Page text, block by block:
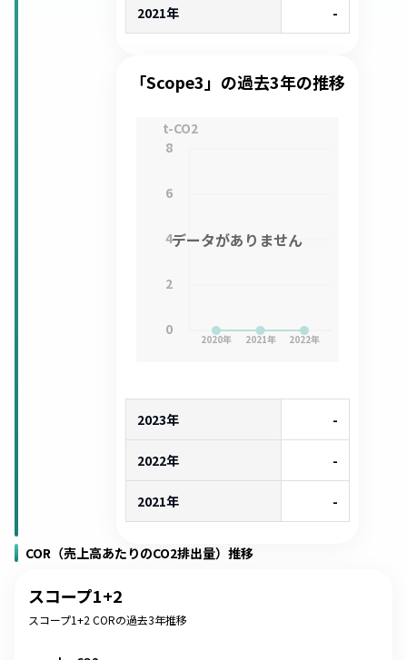
2021年 -
「Scope3」の過去3年の推移
2020年 2021年 2022年
0
2
4
6
8
t-CO2
データがありません
2023年 -
2022年 -
2021年 -
COR（売上高あたりのCO2排出量）推移
スコープ1+2
スコープ1+2 CORの過去3年推移